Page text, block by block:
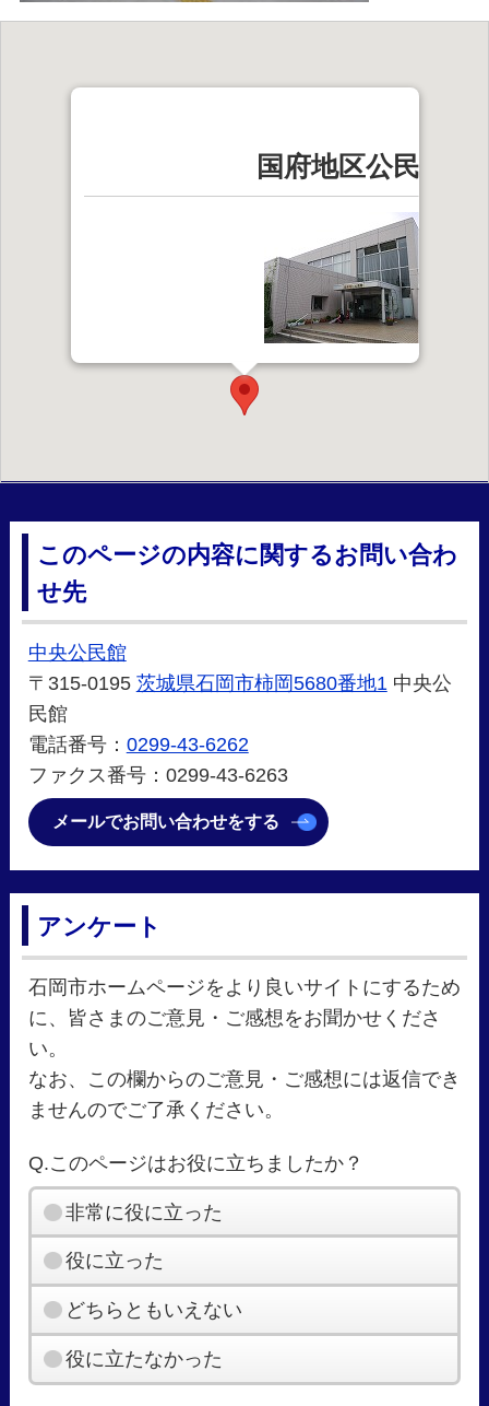
国府地区公民館
〒315-0014
石岡市国府五丁目7番1号
【電話番号】0299-22-2940
このページの内容に関するお問い合わ
せ先
中央公民館
〒315-0195 茨城県石岡市柿岡5680番地1 中央公
民館
電話番号： 0299-43-6262
ファクス番号：0299-43-6263
メールでお問い合わせをする
アンケート
石岡市ホームページをより良いサイトにするため
に、皆さまのご意見・ご感想をお聞かせくださ
い。
なお、この欄からのご意見・ご感想には返信でき
ませんのでご了承ください。
Q.このページはお役に立ちましたか？
非常に役に立った
役に立った
どちらともいえない
役に立たなかった